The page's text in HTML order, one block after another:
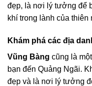
đẹp, là nơi lý tưởng để
khí trong lành của thiên
Khám phá các địa
Vũng Bàng cũng là
bạn đến Quảng Ngãi.
đẹp và là nơi lý tưởng